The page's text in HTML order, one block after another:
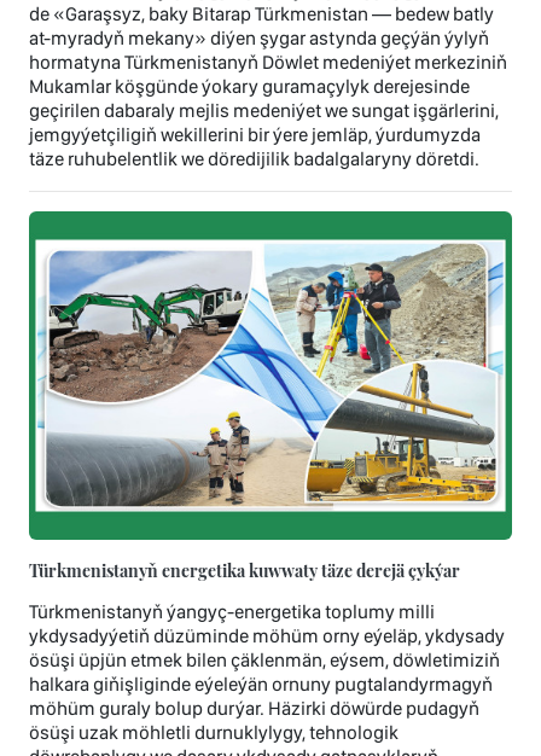
de «Garaşsyz, baky Bitarap Türkmenistan — bedew batly
at-myradyň mekany» diýen şygar astynda geçýän ýylyň
hormatyna Türkmenistanyň Döwlet medeniýet merkeziniň
Mukamlar köşgünde ýokary guramaçylyk derejesinde
geçirilen dabaraly mejlis medeniýet we sungat işgärlerini,
jemgyýetçiligiň wekillerini bir ýere jemläp, ýurdumyzda
täze ruhubelentlik we döredijilik badalgalaryny döretdi.
Türkmenistanyň energetika kuwwaty täze derejä çykýar
Türkmenistanyň ýangyç-energetika toplumy milli
ykdysadyýetiň düzüminde möhüm orny eýeläp, ykdysady
ösüşi üpjün etmek bilen çäklenmän, eýsem, döwletimiziň
halkara giňişliginde eýeleýän ornuny pugtalandyrmagyň
möhüm guraly bolup durýar. Häzirki döwürde pudagyň
ösüşi uzak möhletli durnuklylygy, tehnologik